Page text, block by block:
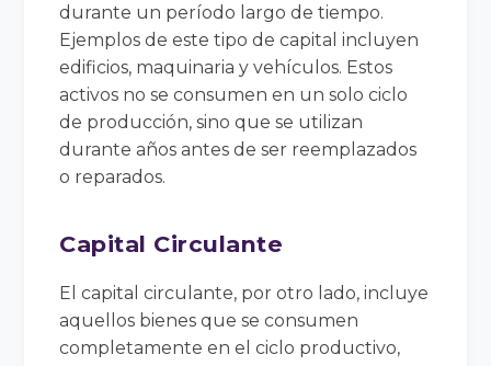
durante un período largo de tiempo.
Ejemplos de este tipo de capital incluyen
edificios, maquinaria y vehículos. Estos
activos no se consumen en un solo ciclo
de producción, sino que se utilizan
durante años antes de ser reemplazados
o reparados.
Capital Circulante
El capital circulante, por otro lado, incluye
aquellos bienes que se consumen
completamente en el ciclo productivo,